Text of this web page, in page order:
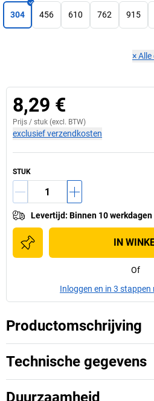
304 456 610 762 915
×Alle
8,29 €
Prijs / stuk (excl. BTW)
exclusief verzendkosten
STUK
Levertijd: Binnen 10 werkdagen
IN
Of
Inloggen en in 3
Productomschrijving
Technische gegevens
Duurzaamheid